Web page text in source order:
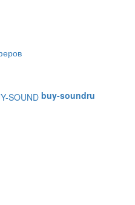
buy-soundru